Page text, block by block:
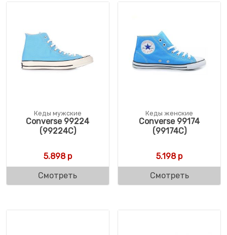
Кеды мужские
Converse 99224
(99224C)
5.898р
Смотреть
Кеды женские
Converse 99174
(99174C)
5.198р
Смотреть